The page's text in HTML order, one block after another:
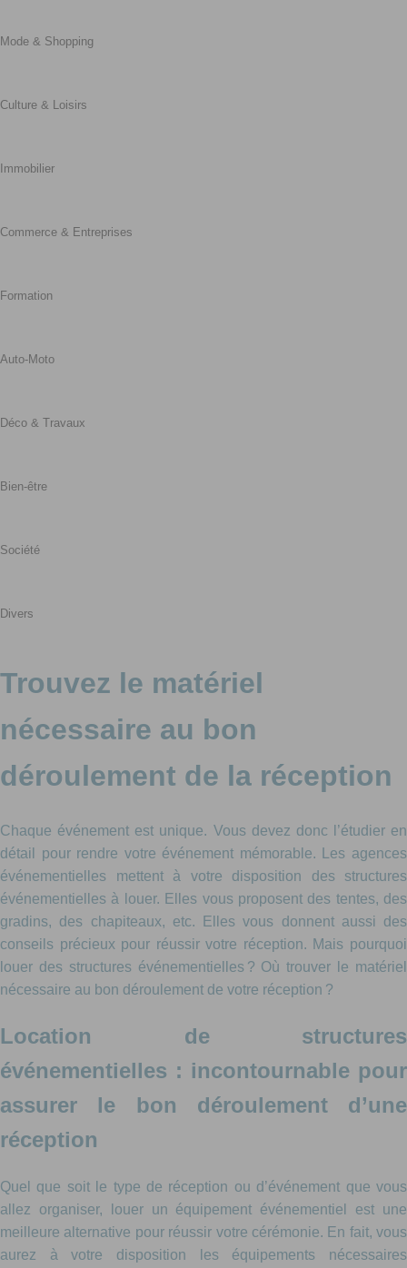
Mode & Shopping
Culture & Loisirs
Immobilier
Commerce & Entreprises
Formation
Auto-Moto
Déco & Travaux
Bien-être
Société
Divers
Trouvez le matériel
nécessaire au bon
déroulement de la réception
Chaque événement est unique. Vous devez donc l’étudier en
détail pour rendre votre événement mémorable. Les agences
événementielles mettent à votre disposition des structures
événementielles à louer. Elles vous proposent des tentes, des
gradins, des chapiteaux, etc. Elles vous donnent aussi des
conseils précieux pour réussir votre réception. Mais pourquoi
louer des structures événementielles ? Où trouver le matériel
nécessaire au bon déroulement de votre réception ?
Location de structures
événementielles : incontournable pour
assurer le bon déroulement d’une
réception
Quel que soit le type de réception ou d’événement que vous
allez organiser, louer un équipement événementiel est une
meilleure alternative pour réussir votre cérémonie. En fait, vous
aurez à votre disposition les équipements nécessaires